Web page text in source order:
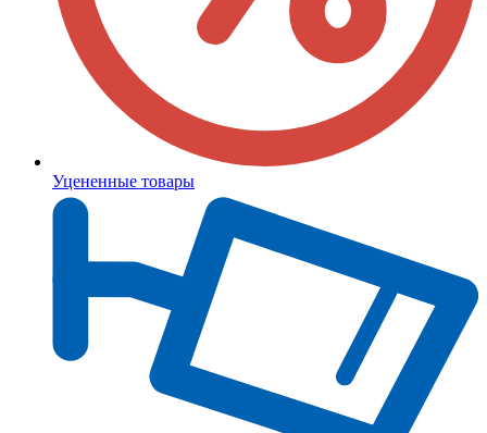
Уцененные товары